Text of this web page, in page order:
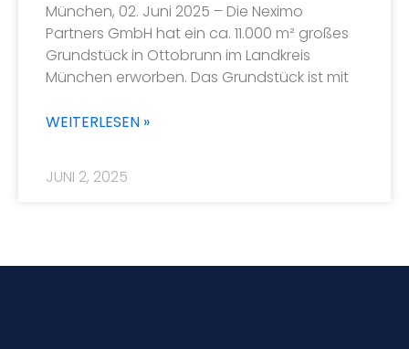
München, 02. Juni 2025 – Die Neximo
Partners GmbH hat ein ca. 11.000 m² großes
Grundstück in Ottobrunn im Landkreis
München erworben. Das Grundstück ist mit
WEITERLESEN »
JUNI 2, 2025